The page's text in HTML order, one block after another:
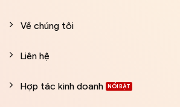
Về chúng tôi
Liên hệ
Hợp tác kinh doanh